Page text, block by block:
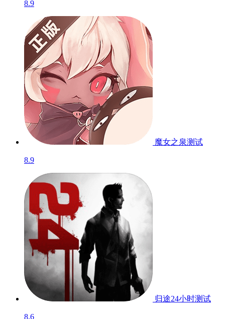
8.9
魔女之泉测试
8.9
归途24小时测试
8.6